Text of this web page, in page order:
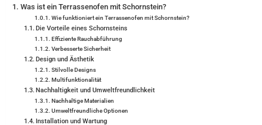
)
Was ist ein Terrassenofen mit Schornstein?
Wie funktioniert ein Terrassenofen mit Schornstein?
Die Vorteile eines Schornsteins
Effiziente Rauchabführung
Verbesserte Sicherheit
Design und Ästhetik
Stilvolle Designs
Multifunktionalität
Nachhaltigkeit und Umweltfreundlichkeit
Nachhaltige Materialien
Umweltfreundliche Optionen
Installation und Wartung